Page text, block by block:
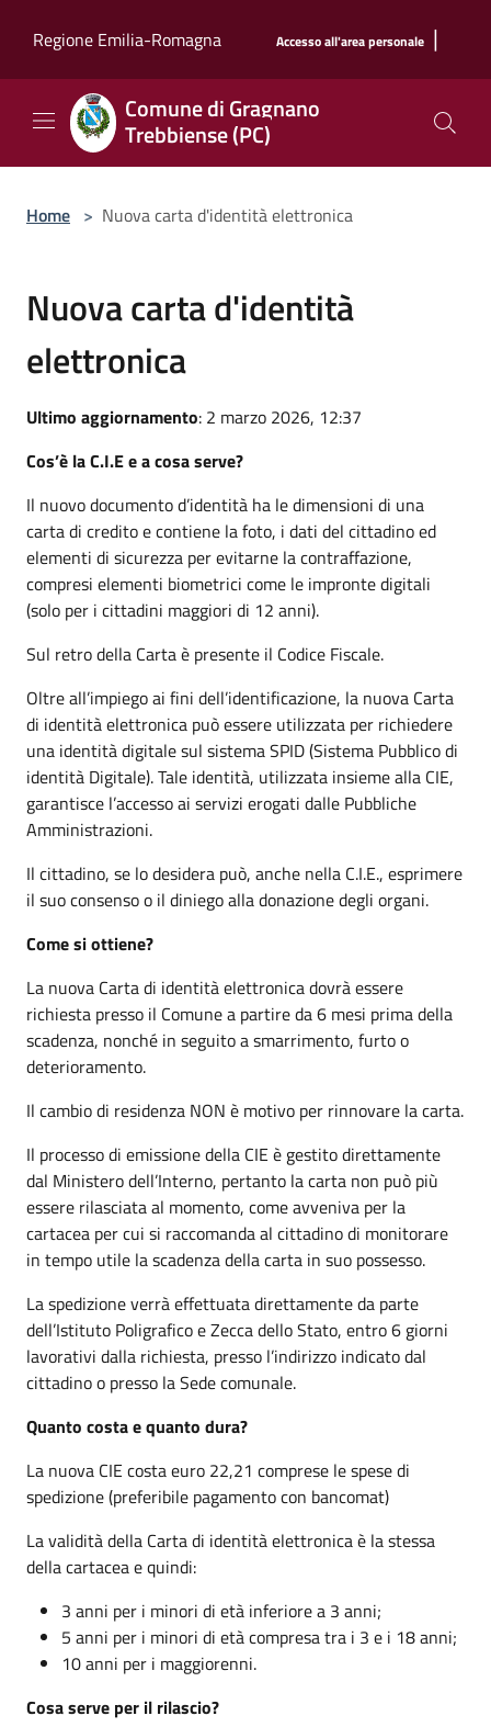
Regione Emilia-Romagna
Accesso all'area personale |
Comune di Gragnano
Trebbiense (PC)
Home > Nuova carta d'identità elettronica
Nuova carta d'identità
elettronica
Ultimo aggiornamento: 2 marzo 2026, 12:37
Cos’è la C.I.E e a cosa serve?
Il nuovo documento d’identità ha le dimensioni di una
carta di credito e contiene la foto, i dati del cittadino ed
elementi di sicurezza per evitarne la contraffazione,
compresi elementi biometrici come le impronte digitali
(solo per i cittadini maggiori di 12 anni).
Sul retro della Carta è presente il Codice Fiscale.
Oltre all’impiego ai fini dell’identificazione, la nuova Carta
di identità elettronica può essere utilizzata per richiedere
una identità digitale sul sistema SPID (Sistema Pubblico di
identità Digitale). Tale identità, utilizzata insieme alla CIE,
garantisce l’accesso ai servizi erogati dalle Pubbliche
Amministrazioni.
Il cittadino, se lo desidera può, anche nella C.I.E., esprimere
il suo consenso o il diniego alla donazione degli organi.
Come si ottiene?
La nuova Carta di identità elettronica dovrà essere
richiesta presso il Comune a partire da 6 mesi prima della
scadenza, nonché in seguito a smarrimento, furto o
deterioramento.
Il cambio di residenza NON è motivo per rinnovare la carta.
Il processo di emissione della CIE è gestito direttamente
dal Ministero dell’Interno, pertanto la carta non può più
essere rilasciata al momento, come avveniva per la
cartacea per cui si raccomanda al cittadino di monitorare
in tempo utile la scadenza della carta in suo possesso.
La spedizione verrà effettuata direttamente da parte
dell’Istituto Poligrafico e Zecca dello Stato, entro 6 giorni
lavorativi dalla richiesta, presso l’indirizzo indicato dal
cittadino o presso la Sede comunale.
Quanto costa e quanto dura?
La nuova CIE costa euro 22,21 comprese le spese di
spedizione (preferibile pagamento con bancomat)
La validità della Carta di identità elettronica è la stessa
della cartacea e quindi:
3 anni per i minori di età inferiore a 3 anni;
5 anni per i minori di età compresa tra i 3 e i 18 anni;
10 anni per i maggiorenni.
Cosa serve per il rilascio?